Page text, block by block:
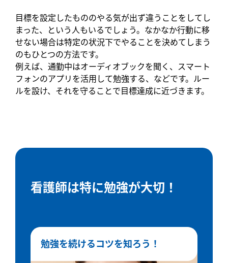
目標を設定したもののやる気が出ず違うことをしてし
まった、という人もいるでしょう。なかなか行動に移
せない場合は特定の状況下でやることを決めてしまう
のもひとつの方法です。
例えば、通勤中はオーディオブックを聞く、スマート
フォンのアプリを活用して勉強する、などです。ルー
ルを設け、それを守ることで目標達成に近づきます。
看護師は特に勉強が大切！
勉強を続けるコツを知ろう！